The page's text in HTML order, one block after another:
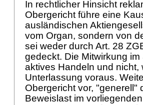
In rechtlicher Hinsicht
Obergericht führe eine
ausländischen
vom Organ, sondern von
sei weder durch Art. 28
gedeckt. Die Mitwirkung im
aktives Handeln und nicht,
Unterlassung voraus.
Obergericht vor, "generell"
Beweislast im